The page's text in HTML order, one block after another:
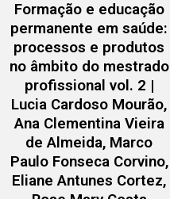
Formação e educação
permanente em saúde:
processos e produtos
no âmbito do mestrado
profissional vol. 2 |
Lucia Cardoso Mourão,
Ana Clementina Vieira
de Almeida, Marco
Paulo Fonseca Corvino,
Eliane Antunes Cortez,